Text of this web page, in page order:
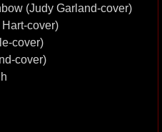
(Judy Garland-cover)
cover)
cover)
cover)